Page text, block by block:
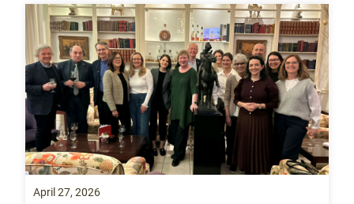
April 27, 2026